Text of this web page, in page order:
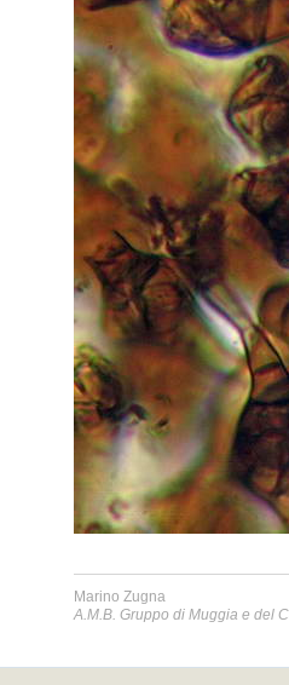
Marino Zugna
A.M.B. Gruppo di Muggia e del